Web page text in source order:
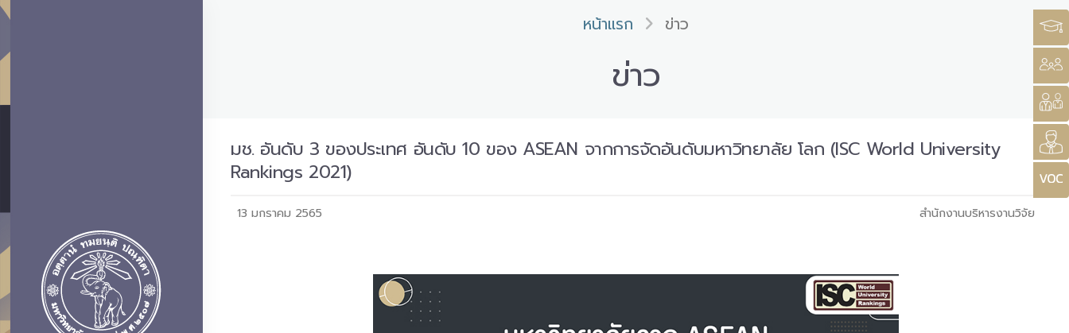
หน้าแรก ข่าว
ข่าว
มช. อันดับ 3 ของประเทศ อันดับ 10 ของ ASEAN จากการจัดอันดับมหาวิทยาลัย โลก (ISC World University
Rankings 2021)
13 มกราคม 2565 สำนักงานบริหารงานวิจัย